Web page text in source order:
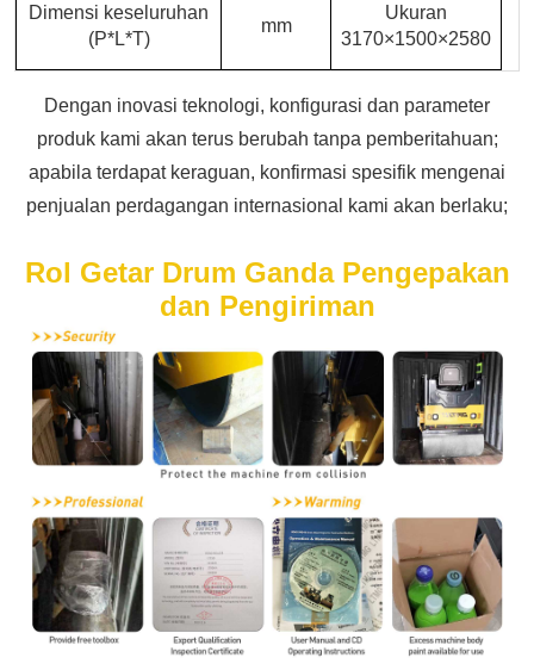
Dimensi keseluruhan
(P*L*T)
mm
Ukuran
3170×1500×2580
Dengan inovasi teknologi, konfigurasi dan parameter
produk kami akan terus berubah tanpa pemberitahuan;
apabila terdapat keraguan, konfirmasi spesifik mengenai
penjualan perdagangan internasional kami akan berlaku;
Rol Getar Drum GandaPengepakan
dan Pengiriman